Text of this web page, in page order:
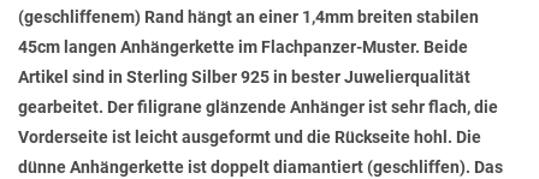
(geschliffenem) Rand hängt an einer 1,4mm breiten stabilen
45cm langen Anhängerkette im Flachpanzer-Muster. Beide
Artikel sind in Sterling Silber 925 in bester Juwelierqualität
gearbeitet. Der filigrane glänzende Anhänger ist sehr flach, die
Vorderseite ist leicht ausgeformt und die Rückseite hohl. Die
dünne Anhängerkette ist doppelt diamantiert (geschliffen). Das